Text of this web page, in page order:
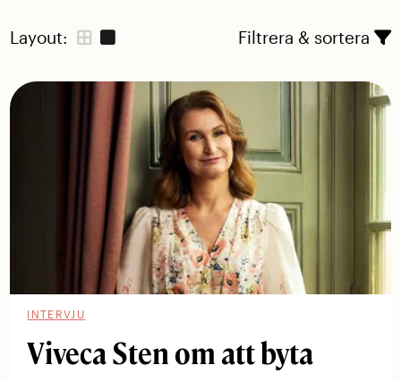
Layout: Filtrera & sortera
INTERVJU
Viveca Sten om att byta